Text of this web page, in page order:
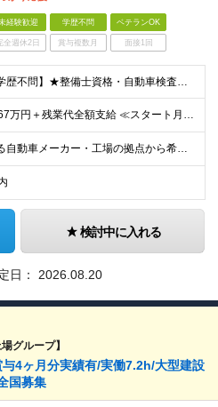
経験歓迎 学歴不問 ベテランOK
全週休2日 賞与複数月 面接1回
【年齢・学歴不問】★整備士資格・自動車検査員資格をお持ちの方★既卒者・第二新卒・実務未経験者も歓迎！ ■自動車整備士資格または自動車検査員資格の保有者。 ※実務経験不問 ◎経験や資格を活かしてキャリ
月給40～67万円＋残業代全額支給 ≪スタート月給例≫ ■自動車車検・整備：月給40万円+残業代 ※現年収・年齢・経験・資格・能力等、総合的に考慮し、決定します。 ※試用期間有(同待遇/最長6ヵ月
全国にある自動車メーカー・工場の拠点から希望を考慮して決定します。 ★転居を伴う転勤はありません。 ★U・Iターン、遠方からのご応募も歓迎！引越など赴任に伴う費用、家賃は全額負担します（会社規定によ
検討中に入れる
日： 2026.08.20
グループ】
4ヶ月分実績有/実働7.2h/大型建設
国募集